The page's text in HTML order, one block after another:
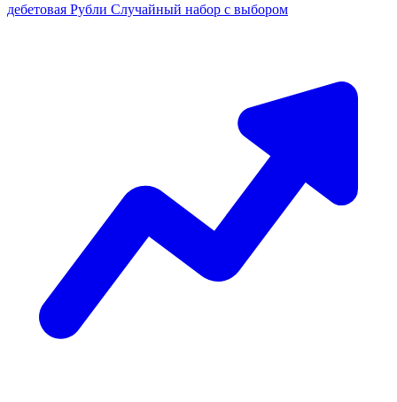
дебетовая Рубли Случайный набор с выбором